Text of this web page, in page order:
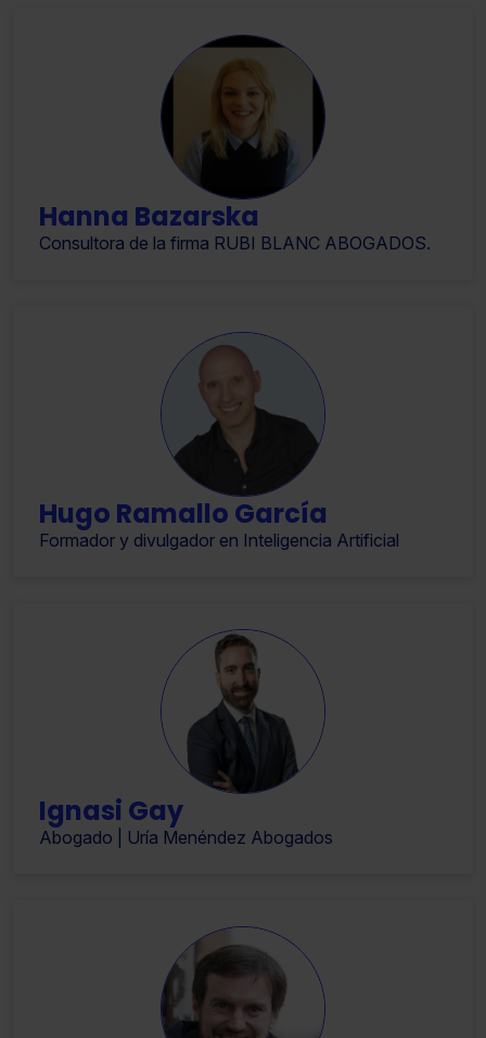
Hanna Bazarska
Consultora de la firma RUBI BLANC ABOGADOS.
Hugo Ramallo García
Formador y divulgador en Inteligencia Artificial
Ignasi Gay
Abogado | Uría Menéndez Abogados